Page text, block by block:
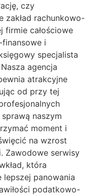
czy
zakład rachunkowo-
firmie całościowe
i
specjalista
agencja
atrakcyjne
od przy tej
naszym
moment i
na wzrost
Zawodowe serwisy
która
lepszej panowania
podatkowo-